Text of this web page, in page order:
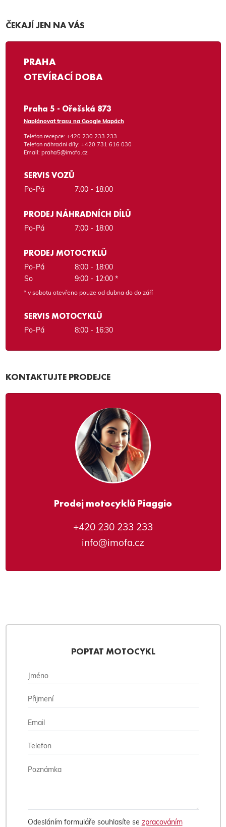
ČEKAJÍ JEN NA VÁS
PRAHA
OTEVÍRACÍ DOBA
Praha 5 - Ořešská 873
Naplánovat trasu na Google Mapách
Telefon recepce: +420 230 233 233
Telefon náhradní díly: +420 731 616 030
Email: praha5@imofa.cz
SERVIS VOZŮ
Po-Pá 7:00 - 18:00
PRODEJ NÁHRADNÍCH DÍLŮ
Po-Pá 7:00 - 18:00
PRODEJ MOTOCYKLŮ
Po-Pá
8:00 - 18:00
So
9:00 - 12:00 *
* v sobotu otevřeno pouze od dubna do do září
SERVIS MOTOCYKLŮ
Po-Pá 8:00 - 16:30
KONTAKTUJTE PRODEJCE
Prodej motocyklů Piaggio
+420 230 233 233
info@imofa.cz
POPTAT MOTOCYKL
Odesláním formuláře souhlasíte se zpracováním